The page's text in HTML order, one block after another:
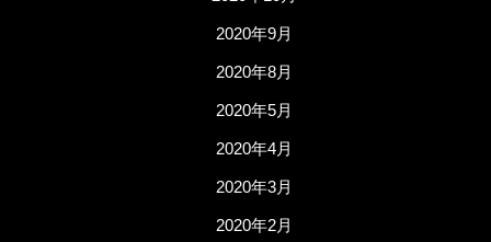
2020年9月
2020年8月
2020年5月
2020年4月
2020年3月
2020年2月